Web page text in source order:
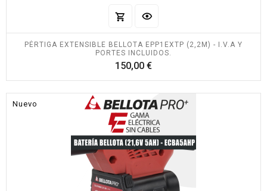
PÉRTIGA EXTENSIBLE BELLOTA EPP1EXTP (2,2M) - I.V.A Y
PORTES INCLUIDOS.
150,00 €Precio
Nuevo